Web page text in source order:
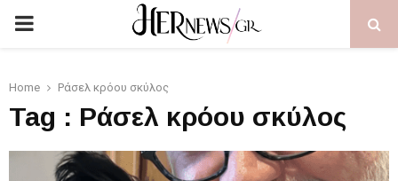
PRIMARY
Home Ράσελ κρόου σκύλος
Tag : Ράσελ κρόου σκύλος